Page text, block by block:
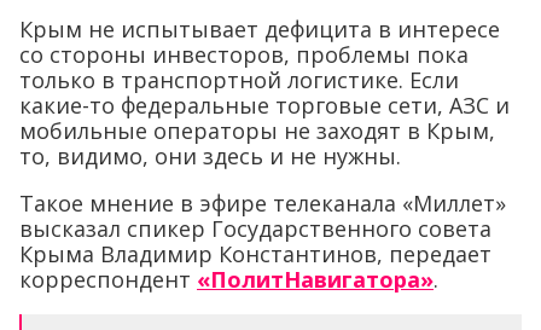
Крым не испытывает дефицита в интересе
со стороны инвесторов, проблемы пока
только в транспортной логистике. Если
какие-то федеральные торговые сети, АЗС и
мобильные операторы не заходят в Крым,
то, видимо, они здесь и не нужны.
Такое мнение в эфире телеканала «Миллет»
высказал спикер Государственного совета
Крыма Владимир Константинов, передает
корреспондент «ПолитНавигатора».